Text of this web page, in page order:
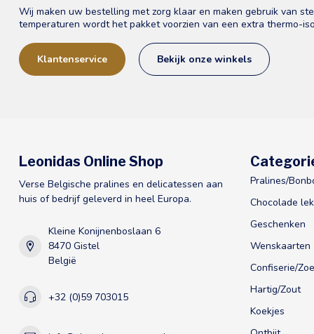
Wij maken uw bestelling met zorg klaar en maken gebruik van
temperaturen wordt het pakket voorzien van een extra thermo-
Klantenservice Bekijk onze winkels
Leonidas Online Shop
Verse Belgische pralines en delicatessen aan
huis of bedrijf geleverd in heel Europa.
Kleine Konijnenboslaan 6
8470 Gistel
België
+32 (0)59 703015
Pralines/
Chocolade
Geschenken
Wenskaarten
Confiserie/
Hartig/Zout
Koekjes